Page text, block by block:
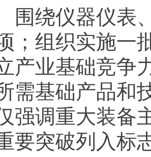
绕仪器仪表、
；组织实施一
产业基础竞争
需基础产品和
强调重大装备
要突破列入标